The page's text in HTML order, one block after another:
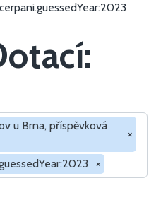
u Brna, příspěvková
×
×